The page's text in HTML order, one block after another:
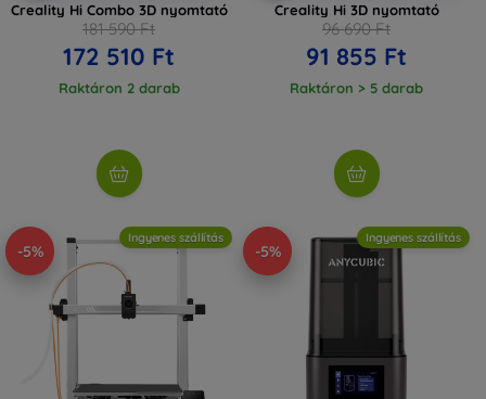
Creality Hi Combo 3D nyomtató
181 590 Ft
172 510 Ft
Raktáron 2 darab
Creality Hi 3D nyomtató
96 690 Ft
91 855 Ft
Raktáron > 5 darab
-5%
Ingyenes szállítás
-5%
Ingyenes szállítás